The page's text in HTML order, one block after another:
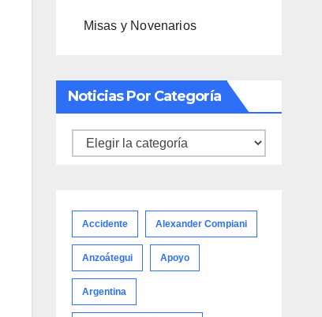
Misas y Novenarios
Noticias Por Categoría
Noticias
Accidente Alexander Compiani
Anzoátegui Apoyo
Argentina